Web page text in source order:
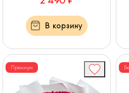
В корзину
Премиум